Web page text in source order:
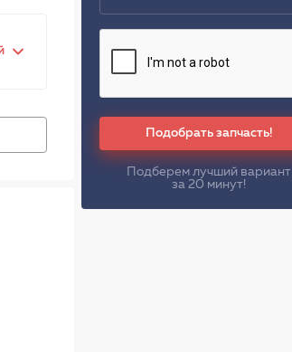
Подобрать запчасть!
Подберем лучший вариант
за 20 минут!